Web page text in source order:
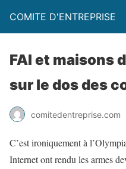
COMITE D'ENTREPRISE
FAI et maisons
sur le dos des
comitedentreprise.com
C’est ironiquement à
Internet ont rendu les armes